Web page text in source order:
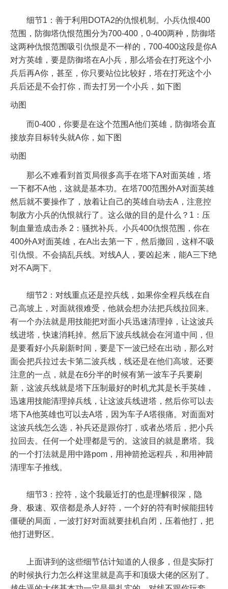
细节1：善于利用DOTA2的仇恨机制。小兵仇恨400
范围，防御塔仇恨范围分为700-400，0-400两种，防御塔
这两种仇恨范围吸引仇恨是不一样的，700-400这段是你A
对方英雄，要是防御塔在A小兵，那么塔会在打死这个小
兵后再A你，甚至，你只要站位比较好，塔在打死这个小
兵后还是不会打你，而去打另一个小兵，如下图
动图
而0-400，你要是在这个范围A他们英雄，防御塔会直
接放弃目标转头就A你，如下图
动图
那么不难看到首页局很多高手在塔下A对面英雄，塔
一下都不A他，这就是基本功。在塔700范围外A对面英雄
然后就不要操作了，放着让自己的英雄自动去A，注意控
制敌方小兵的仇恨就行了。这么做的目的是什么？1：压
制血量造成击杀 2：骚扰补兵。小兵400仇恨范围，你在
400外A对面英雄，在A出去第一下，然后撤回，这样不吸
引仇恨。不会搞乱兵线。对线A人，要凶起来，能A三下绝
对不A两下。
细节2：对线重点还是控兵线，如果你全程兵线在自
己高坡上，对面就很难受，他就会想办法把兵线拉回来。
有一个办法就是用技能把对面小兵迅速清理掉，让这波兵
线进塔，快速消耗掉。然后下波兵线就会在河道中间，但
是要看好小兵刷新时间，要是下一波已经在出动，那么对
面会把兵拉过去卡第二波兵线，线还是在他们高坡。还要
注意的一点，就是在6分半的时候有第一波车子兵要刷
新，这波兵线就是塔下压制最好的时机尤其是长手英雄，
迅速用技能清理掉兵线，让这波兵线进塔，然后你可以去
塔下A他英雄也可以去A塔，因为车子A塔很痛。对面面对
这波兵线怎么选，补兵还是跟你打，或者怂塔后，把小兵
拉回去。任何一个处理都是亏的。这波目的就是磨塔。我
的一个打法就是用中路pom，用神箭抢远程兵，和用神箭
清理车子推线。
细节3：控符，这个我最近打的也是理解很深，隐
身、极速、双倍都是杀人好符，一个好的符有时候能扭转
僵硬的局面，一波打好对面就要挂机自闭，压着他打，把
他打进野区。
上面讲到的这些细节估计知道的人很多，但是实际打
的时候执行力怎么样这里就是高手和顶级大佬的区别了。